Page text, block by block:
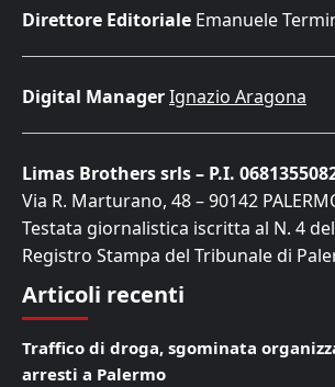
Direttore Editoriale Emanuele
Digital ManagerIgnazio Aragona
Limas Brothers srls – P.I.
Via R. Marturano, 48 – 90142
Testata giornalistica iscritta al N. 4
Registro Stampa del Tribunale di
Articoli recenti
Traffico di droga, sgominata
arresti a Palermo